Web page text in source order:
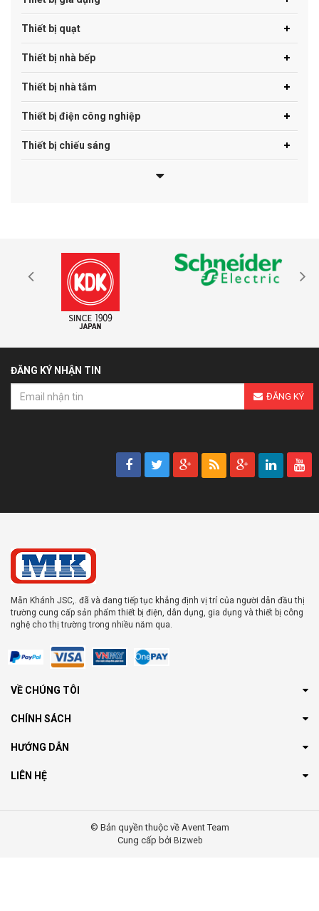
Thiết bị quạt
Thiết bị nhà bếp
Thiết bị nhà tắm
Thiết bị điện công nghiệp
Thiết bị chiếu sáng
ĐĂNG KÝ NHẬN TIN
ĐĂNG KÝ
Mẫn Khánh JSC,. đã và đang tiếp tục khẳng định vị trí của người dẫn đầu thị
trường cung cấp sản phẩm thiết bị điện, dân dụng, gia dụng và thiết bị công
nghệ cho thị trường trong nhiều năm qua.
VỀ CHÚNG TÔI
CHÍNH SÁCH
HƯỚNG DẪN
LIÊN HỆ
© Bản quyền thuộc về Avent Team
Cung cấp bởi Bizweb